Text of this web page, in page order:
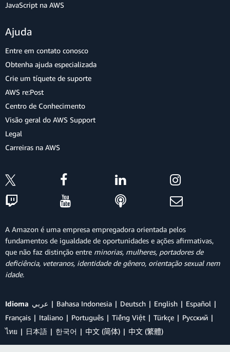
JavaScript na AWS
Ajuda
Entre em contato conosco
Obtenha ajuda especializada
Crie um tíquete de suporte
AWS re:Post
Centro de Conhecimento
Visão geral do AWS Support
Legal
Carreiras na AWS
A Amazon é uma empresa empregadora orientada pelos
fundamentos de igualdade de oportunidades e ações afirmativas,
que não faz distinção entre minorias, mulheres, portadores de
deficiência, veteranos, identidade de gênero, orientação sexual nem
idade.
Idioma عربي Bahasa Indonesia Deutsch English
Español
Français
Italiano Português Tiếng Việt Türkçe
Ρусский
ไทย
日本語 한국어 中文 (简体) 中文 (繁體)